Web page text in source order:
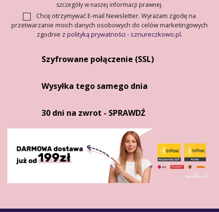
szczegóły w naszej informacji prawnej.
Chcę otrzymywać E-mail Newsletter. Wyrażam zgodę na
przetwarzanie moich danych osobowych do celów marketingowych
zgodnie z polityką prywatności - sznureczkowo.pl.
Szyfrowane połączenie (SSL)
Wysyłka tego samego dnia
30 dni na zwrot - SPRAWDŹ